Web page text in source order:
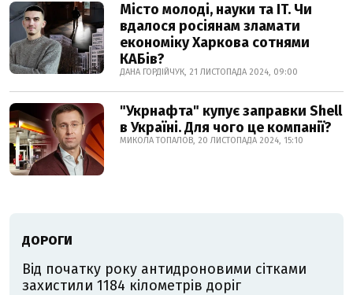
Місто молоді, науки та IT. Чи
вдалося росіянам зламати
економіку Харкова сотнями
КАБів?
ДАНА ГОРДІЙЧУК, 21 ЛИСТОПАДА 2024, 09:00
"Укрнафта" купує заправки Shell
в Україні. Для чого це компанії?
МИКОЛА ТОПАЛОВ, 20 ЛИСТОПАДА 2024, 15:10
ДОРОГИ
Від початку року антидроновими сітками
захистили 1184 кілометрів доріг